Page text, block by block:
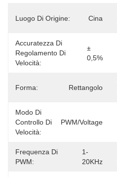
Luogo Di Origine: Cina
Accuratezza Di
Regolamento Di
Velocità:
±
0,5%
Forma: Rettangolo
Modo Di
Controllo Di
Velocità:
PWM/Voltage
Frequenza Di
PWM:
1-
20KHz